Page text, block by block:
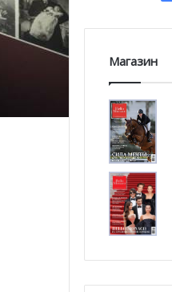
Магазин